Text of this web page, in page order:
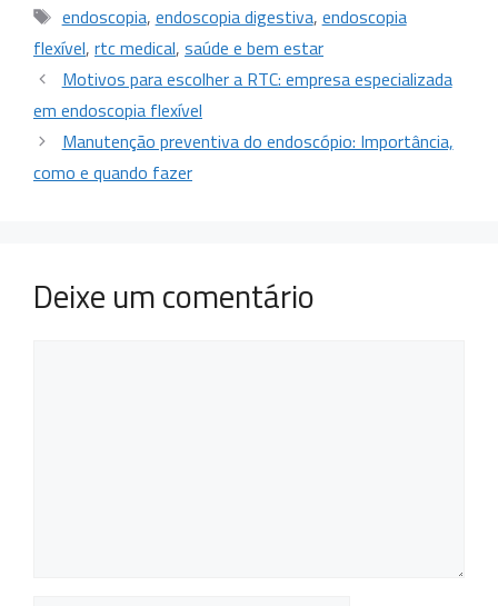
endoscopia, endoscopia digestiva, endoscopia
flexível, rtc medical, saúde e bem estar
Motivos para escolher a RTC: empresa especializada
em endoscopia flexível
Manutenção preventiva do endoscópio: Importância,
como e quando fazer
Deixe um comentário